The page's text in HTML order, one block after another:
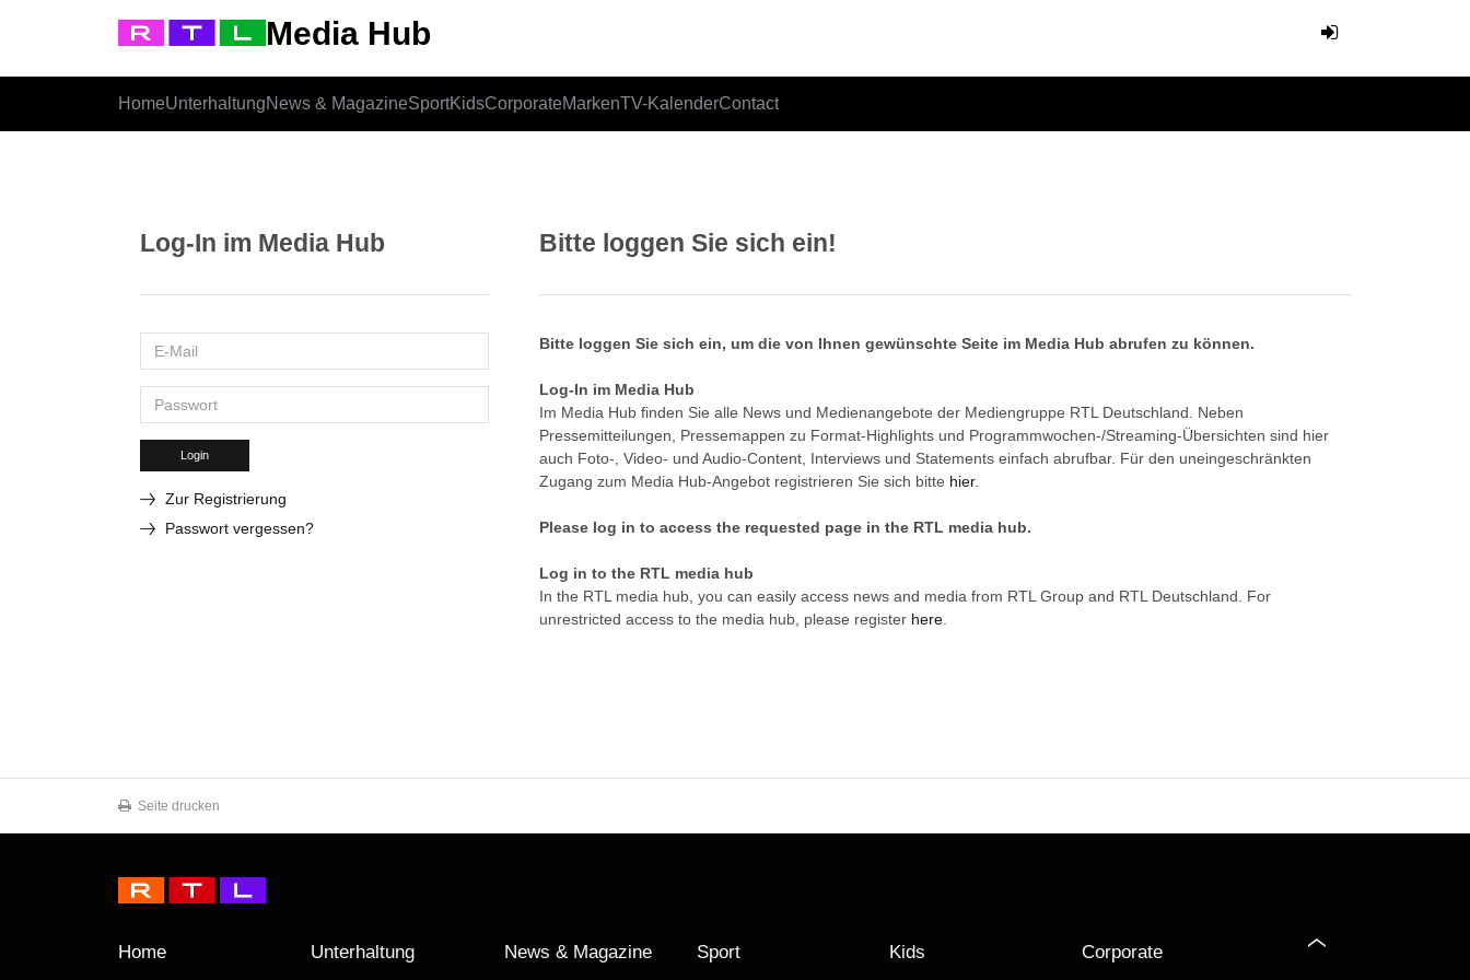
Media Hub
HomeUnterhaltungNews & MagazineSportKidsCorporateMarkenTV-KalenderContact
Bitte loggen Sie sich ein!
Bitte loggen Sie sich ein, um die von Ihnen gewünschte Seite im Media Hub abrufen zu können.
Log-In im Media Hub
Im Media Hub finden Sie alle News und Medienangebote der Mediengruppe RTL Deutschland. Neben
Pressemitteilungen, Pressemappen zu Format-Highlights und Programmwochen-/Streaming-Übersichten sind hier
auch Foto-, Video- und Audio-Content, Interviews und Statements einfach abrufbar. Für den uneingeschränkten
Zugang zum Media Hub-Angebot registrieren Sie sich bitte hier.
Please log in to access the requested page in the RTL media hub.
Log in to the RTL media hub
In the RTL media hub, you can easily access news and media from RTL Group and RTL Deutschland. For
unrestricted access to the media hub, please register here.
Log-In im Media Hub
Login
Zur Registrierung
Passwort vergessen?
Seite drucken
Home Unterhaltung News & Magazine Sport Kids Corporate